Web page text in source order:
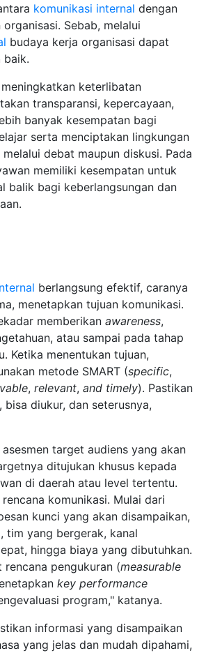
komunikasi internal dengan
Sebab, melalui
budaya kerja organisasi dapat
baik.
keterlibatan
transparansi, kepercayaan,
banyak kesempatan bagi
serta menciptakan lingkungan
debat maupun diskusi. Pada
memiliki kesempatan untuk
balik bagi keberlangsungan dan
berlangsung efektif, caranya
menetapkan tujuan komunikasi.
memberikan awareness,
atau sampai pada tahap
Ketika menentukan tujuan,
metode SMART (specific,
, relevant, and timely). Pastikan
diukur, dan seterusnya,
asesmen target audiens yang akan
ditujukan khusus kepada
di daerah atau level tertentu.
komunikasi. Mulai dari
kunci yang akan disampaikan,
tim yang bergerak, kanal
hingga biaya yang dibutuhkan.
rencana pengukuran (measurable
key performance
program," katanya.
informasi yang disampaikan
yang jelas dan mudah dipahami,